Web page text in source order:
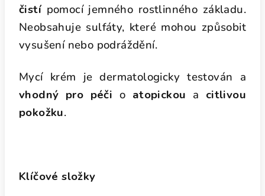
čistí pomocí jemného rostlinného základu.
Neobsahuje sulfáty, které mohou způsobit
vysušení nebo podráždění.
Mycí krém je dermatologicky testován a
vhodný pro péči o atopickou a citlivou
pokožku.
Klíčové složky